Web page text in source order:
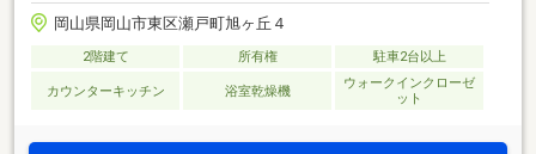
岡山県岡山市東区瀬戸町旭ヶ丘４
2階建て 所有権 駐車2台以上
カウンターキッチン 浴室乾燥機
ウォークインクローゼ
ット